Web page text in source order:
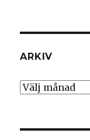
ARKIV
Arkiv